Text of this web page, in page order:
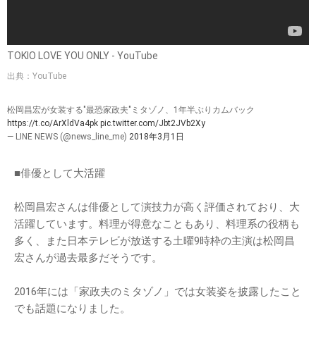
TOKIO LOVE YOU ONLY - YouTube
出典：YouTube
松岡昌宏が女装する"最恐家政夫"ミタゾノ、1年半ぶりカムバック
https://t.co/ArXldVa4pk pic.twitter.com/Jbt2JVb2Xy
— LINE NEWS (@news_line_me) 2018年3月1日
■俳優として大活躍
松岡昌宏さんは俳優として演技力が高く評価されており、大
活躍しています。料理が得意なこともあり、料理系の役柄も
多く、また日本テレビが放送する土曜9時枠の主演は松岡昌
宏さんが過去最多だそうです。
2016年には「家政夫のミタゾノ」では女装姿を披露したこと
でも話題になりました。